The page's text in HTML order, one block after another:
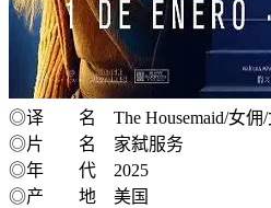
◎译 名 The Housemaid/女佣/
◎片 名 家弑服务
◎年 代 2025
◎产 地 美国